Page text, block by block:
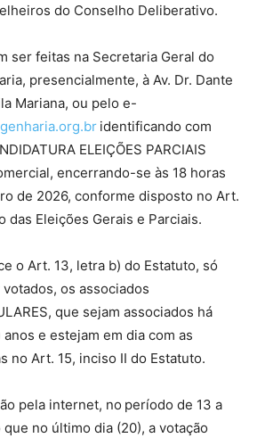
do Conselho Deliberativo.
ser feitas na Secretaria Geral do
presencialmente, à Av. Dr. Dante
Mariana, ou pelo e-
identificando com
ELEIÇÕES PARCIAIS
encerrando-se às 18 horas
de 2026, conforme disposto no Art.
das Eleições Gerais e Parciais.
o Art. 13, letra b) do Estatuto, só
os associados
que sejam associados há
e estejam em dia com as
no Art. 15, inciso II do Estatuto.
pela internet, no período de 13 a
no último dia (20), a votação